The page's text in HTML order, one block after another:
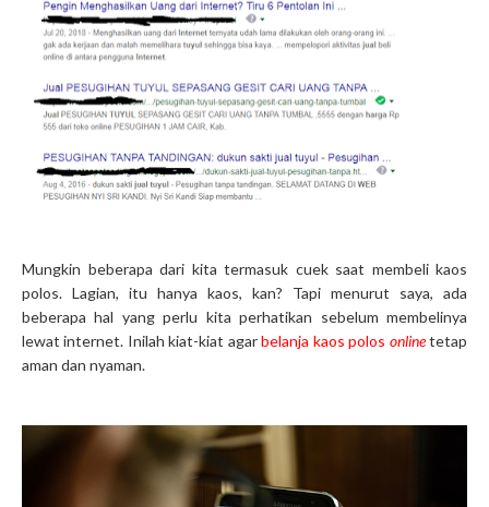
Mungkin beberapa dari kita termasuk cuek saat membeli kaos
polos. Lagian, itu hanya kaos, kan? Tapi menurut saya, ada
beberapa hal yang perlu kita perhatikan sebelum membelinya
lewat internet. Inilah kiat-kiat agarbelanja kaos polos onlinetetap
aman dan nyaman.